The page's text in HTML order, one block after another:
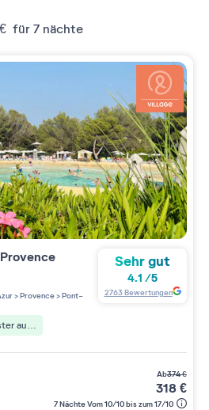
für 7 nächte
>Provence>Pont-
Verantwortungsbewusster aufenthalt
Sehr gut
4.1 /5
2763Bewertungen
ab374€
318€
7 Nächte Vom 10/10 bis zum 17/10